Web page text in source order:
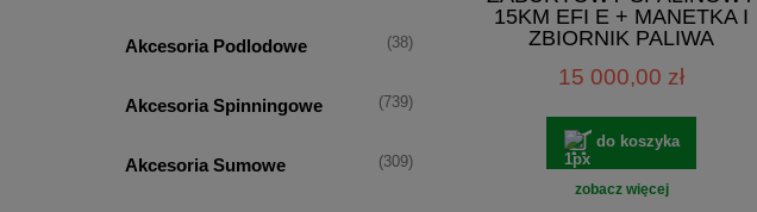
Akcesoria Podlodowe (38)
Akcesoria Spinningowe (739)
Akcesoria Sumowe (309)
15KM EFI E + MANETKA I
ZBIORNIK PALIWA
15 000,00 zł
do koszyka
zobacz więcej